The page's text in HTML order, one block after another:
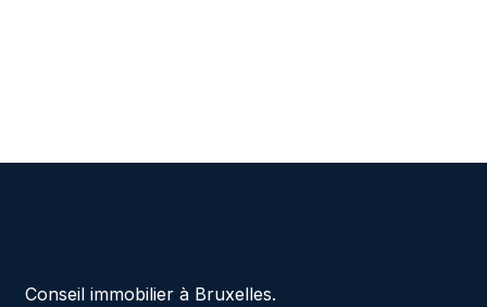
Conseil immobilier à Bruxelles.